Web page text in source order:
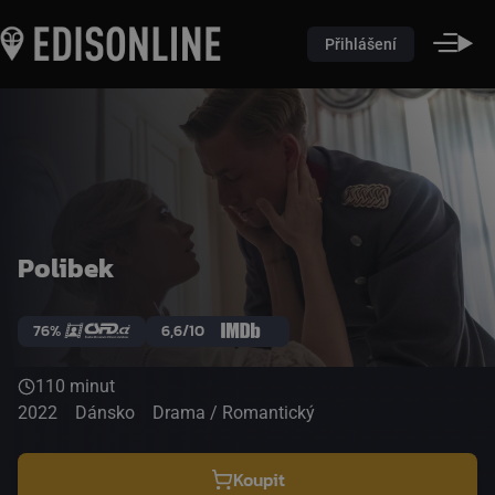
Přihlášení
Polibek
76% 6,6/10
110 minut
2022
Dánsko Drama / Romantický
Koupit